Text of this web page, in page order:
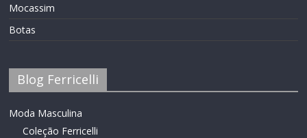
Mocassim
Botas
Blog Ferricelli
Moda Masculina
Coleção Ferricelli